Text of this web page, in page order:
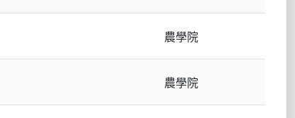
農學院
農學院